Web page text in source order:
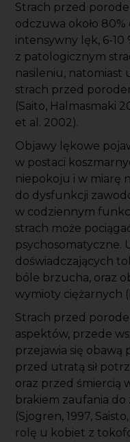
Strach przed
odczuwa około
intensywny lęk, 6-10
z patologicznym
nasileniu, natomiast
strach przed
(Saito, Halmasmaki
et al. 2002).
Objawy lękowe
w postaci
niepokoju i w miarę
do dysfunkcji
w codziennym
strach może
psychosomatyczne.
doświadczających
bóle brzucha, oraz
wymioty ciężarnych
Strach przed
aspektów, przede
przejawia się
przed utratą sił
oraz przed śmiercią
brakiem zaufania do
(Sjogren, 1997,
rolę u kobiet z